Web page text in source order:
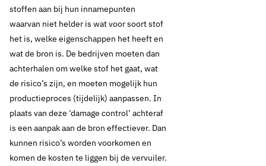
stoffen aan bij hun innamepunten
waarvan niet helder is wat voor soort stof
het is, welke eigenschappen het heeft en
wat de bron is. De bedrijven moeten dan
achterhalen om welke stof het gaat, wat
de risico’s zijn, en moeten mogelijk hun
productieproces (tijdelijk) aanpassen. In
plaats van deze ‘damage control’ achteraf
is een aanpak aan de bron effectiever. Dan
kunnen risico’s worden voorkomen en
komen de kosten te liggen bij de vervuiler.